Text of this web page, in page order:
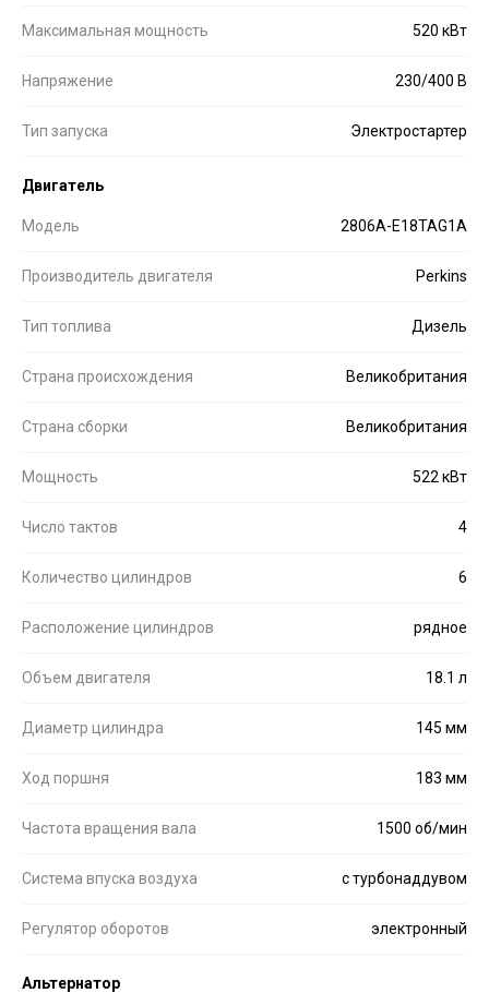
Максимальная мощность 520 кВт
Напряжение 230/400 В
Тип запуска Электростартер
Двигатель
Модель 2806A-E18TAG1A
Производитель двигателя Perkins
Тип топлива Дизель
Страна происхождения Великобритания
Страна сборки Великобритания
Мощность 522 кВт
Число тактов 4
Количество цилиндров 6
Расположение цилиндров рядное
Объем двигателя 18.1 л
Диаметр цилиндра 145 мм
Ход поршня 183 мм
Частота вращения вала 1500 об/мин
Система впуска воздуха с турбонаддувом
Регулятор оборотов электронный
Альтернатор